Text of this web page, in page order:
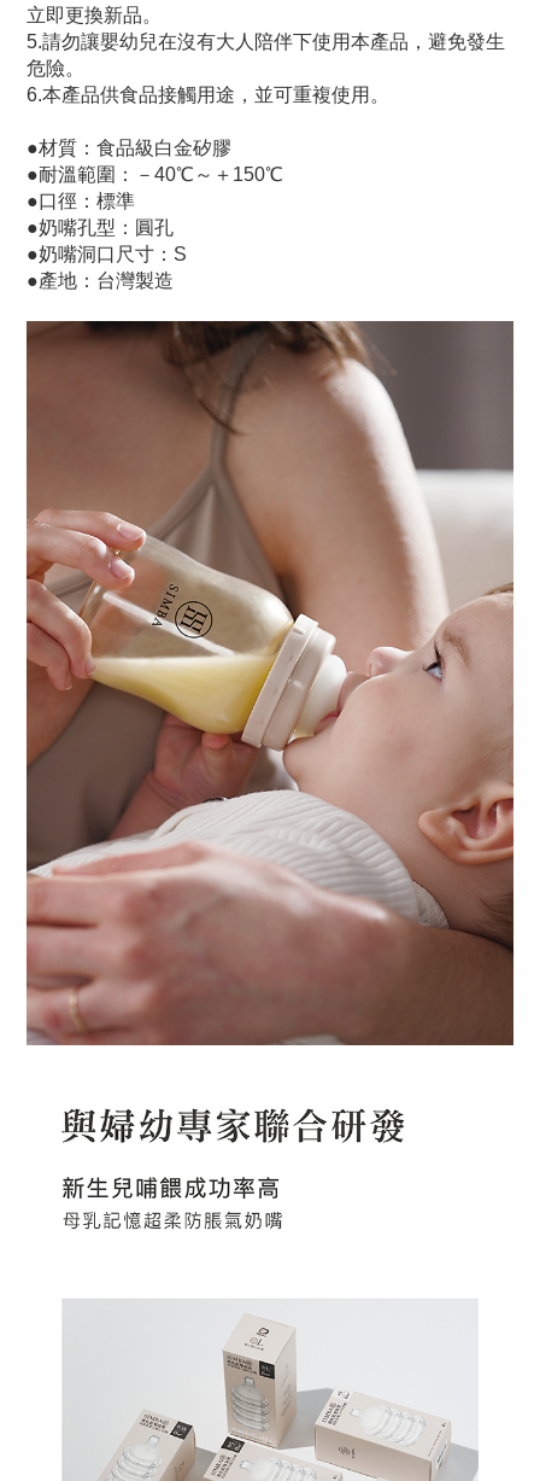
立即更換新品。
5.請勿讓嬰幼兒在沒有大人陪伴下使用本產品，避免發生
危險。
6.本產品供食品接觸用途，並可重複使用。
●材質：食品級白金矽膠
●耐溫範圍：－40℃～＋150℃
●口徑：標準
●奶嘴孔型：圓孔
●奶嘴洞口尺寸：S
●產地：台灣製造